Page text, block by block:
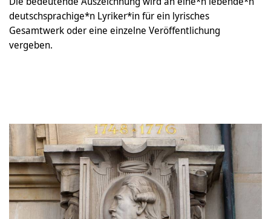
deutschsprachige*n Lyriker*in für ein lyrisches
Gesamtwerk oder eine einzelne Veröffentlichung
vergeben.